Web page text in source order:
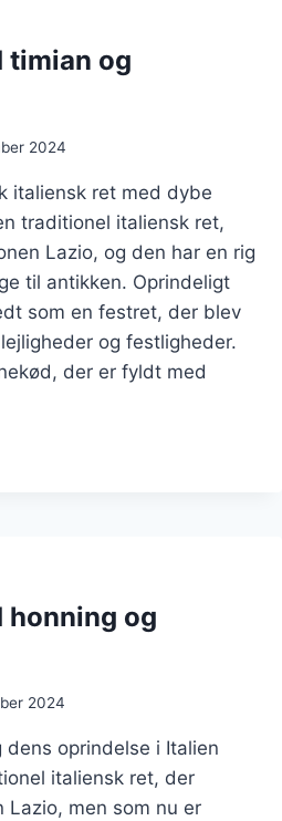
timian og
2024
italiensk ret med dybe
traditionel italiensk ret,
Lazio, og den har en rig
til antikken. Oprindeligt
som en festret, der blev
og festligheder.
der er fyldt med
honning og
2024
oprindelse i Italien
italiensk ret, der
Lazio, men som nu er